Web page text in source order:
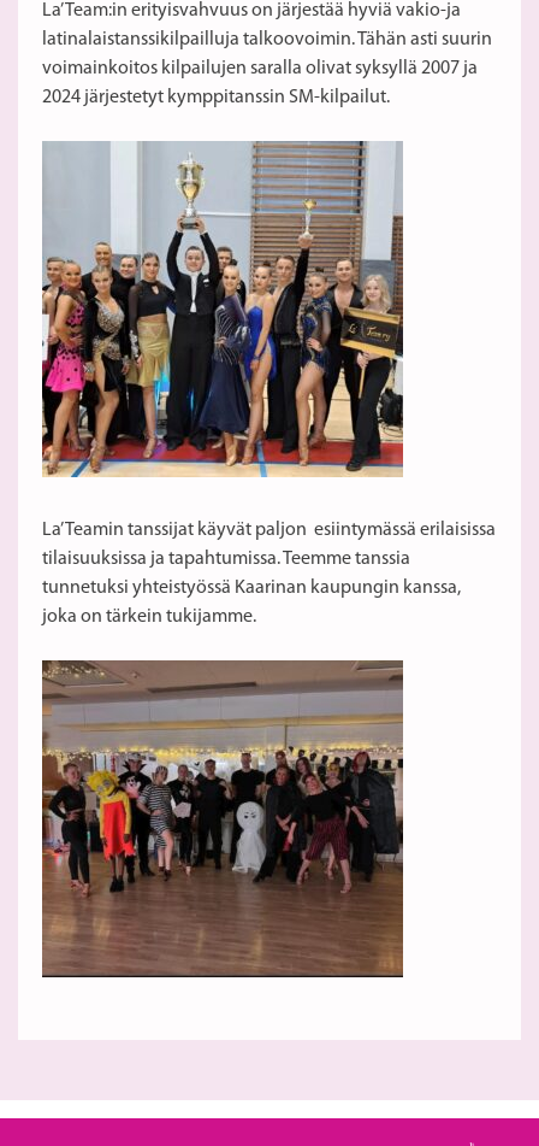
La’ Team:in erityisvahvuus on järjestää hyviä vakio-ja
latinalaistanssikilpailluja talkoovoimin. Tähän asti suurin
voimainkoitos kilpailujen saralla olivat syksyllä 2007 ja
2024 järjestetyt kymppitanssin SM-kilpailut.
La’ Teamin tanssijat käyvät paljon esiintymässä erilaisissa
tilaisuuksissa ja tapahtumissa. Teemme tanssia
tunnetuksi yhteistyössä Kaarinan kaupungin kanssa,
joka on tärkein tukijamme.